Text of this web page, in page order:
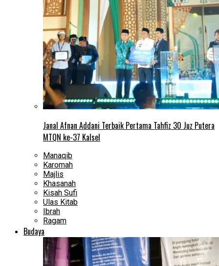
Janal Afnan Addani Terbaik Pertama Tahfiz 30 Juz Putera
MTQN ke-37 Kalsel
Manaqib
Karomah
Majlis
Khasanah
Kisah Sufi
Ulas Kitab
Ibrah
Ragam
Budaya